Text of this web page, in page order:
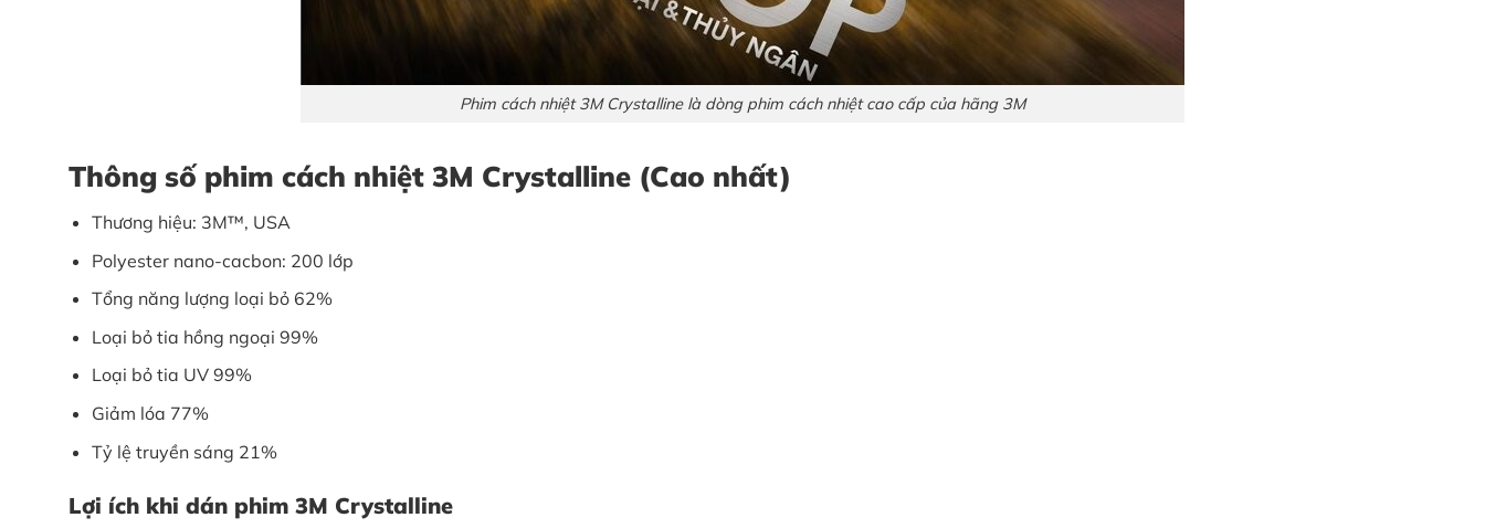
Phim cách nhiệt 3M Crystalline là dòng phim cách nhiệt cao cấp của hãng 3M
Thông số phim cách nhiệt 3M Crystalline (Cao nhất)
Thương hiệu: 3M™, USA
Polyester nano-cacbon: 200 lớp
Tổng năng lượng loại bỏ 62%
Loại bỏ tia hồng ngoại 99%
Loại bỏ tia UV 99%
Giảm lóa 77%
Tỷ lệ truyền sáng 21%
Lợi ích khi dán phim 3M Crystalline